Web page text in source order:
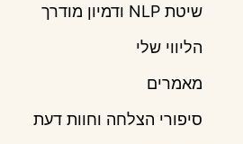
שיטת NLP ודמיון מודרך
הליווי שלי
מאמרים
סיפורי הצלחה וחוות דעת